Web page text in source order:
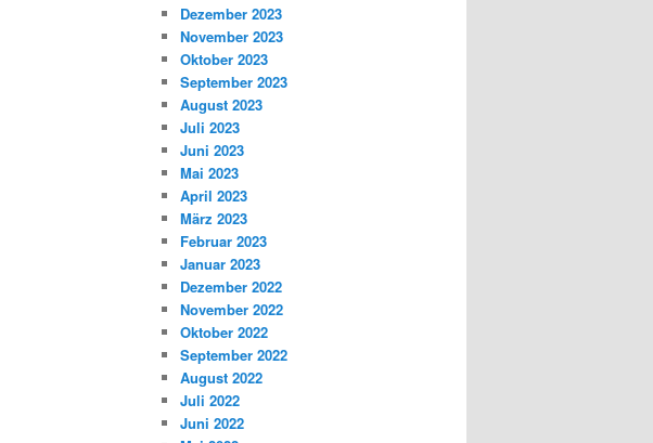
Dezember 2023
November 2023
Oktober 2023
September 2023
August 2023
Juli 2023
Juni 2023
Mai 2023
April 2023
März 2023
Februar 2023
Januar 2023
Dezember 2022
November 2022
Oktober 2022
September 2022
August 2022
Juli 2022
Juni 2022